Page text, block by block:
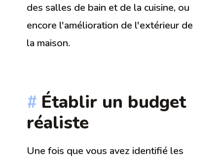
des salles de bain et de la cuisine, ou
encore l'amélioration de l'extérieur de
la maison.
Établir un budget
réaliste
Une fois que vous avez identifié les